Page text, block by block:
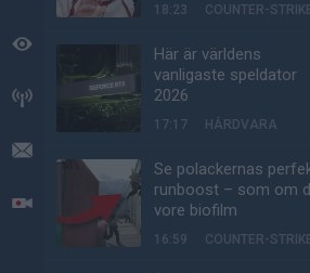
BEVAKAT
HÄNDELSER
LIVESÄNDNINGAR
18:23 COUNTER-
Här är världens
vanligaste speldator
2026
17:17 HÅRDVARA
Se polackernas
runboost – som om
vore biofilm
16:59 COUNTER-